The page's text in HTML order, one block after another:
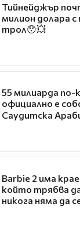
Тийнейджър
милион долара
трол😯💥
55 милиарда по-
официално е
Саудитска
Barbie 2 има
който трябва да
никога няма да